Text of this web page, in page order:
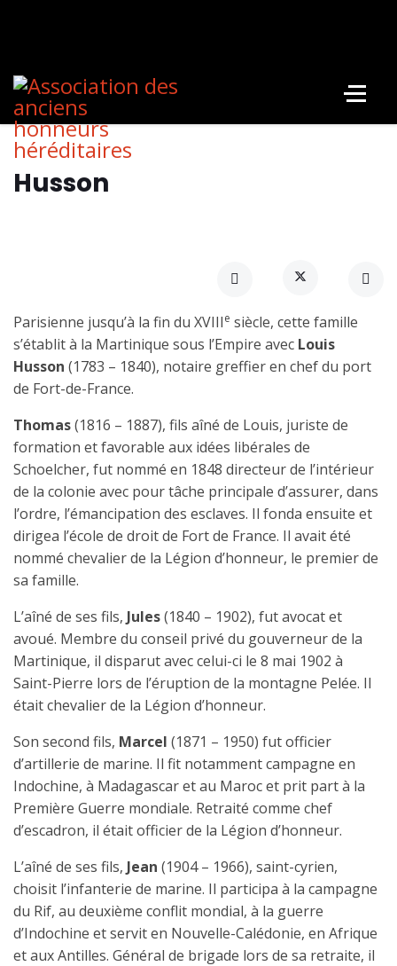
Husson
Parisienne jusqu’à la fin du XVIIIe siècle, cette famille
s’établit à la Martinique sous l’Empire avec Louis
Husson (1783 – 1840), notaire greffier en chef du port
de Fort-de-France.
Thomas(1816 – 1887), fils aîné de Louis, juriste de
formation et favorable aux idées libérales de
Schoelcher, fut nommé en 1848 directeur de l’intérieur
de la colonie avec pour tâche principale d’assurer, dans
l’ordre, l’émancipation des esclaves. Il fonda ensuite et
diri­gea l’école de droit de Fort de France. Il avait été
nommé chevalier de la Légion d’honneur, le premier de
sa famille.
L’aîné de ses fils, Jules(1840 – 1902), fut avocat et
avoué. Membre du conseil privé du gouverneur de la
Martinique, il disparut avec celui-ci le 8 mai 1902 à
Saint-Pierre lors de l’éruption de la montagne Pelée. Il
étaitchevalier de la Légion d’honneur.
Son second fils, Marcel (1871 – 1950) fut officier
d’artillerie de marine. Il fit notamment campagne en
Indochine, à Madagascar et au Maroc et prit part à la
Première Guerre mondiale. Retraité comme chef
d’escadron, il étaitofficier de la Légion d’honneur.
L’aîné de ses fils, Jean (1904 – 1966), saint-cyrien,
choisit l’infanterie de marine. Il participa à la campagne
du Rif, au deuxième conflit mondial, à la guerre
d’Indochine et servit en Nouvelle-Calédonie, en Afrique
et aux Antilles. Général de brigade lors de sa retraite, il